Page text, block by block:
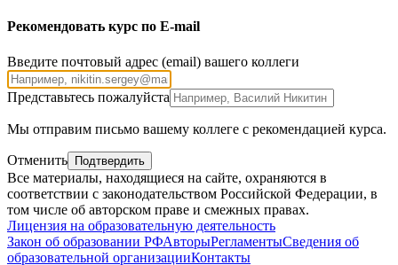
Рекомендовать курс по E-mail
Введите почтовый адрес (email) вашего коллеги
Представьтесь пожалуйста
поле
пожалуйста,
не
заполняйте
Мы отправим письмо вашему коллеге с рекомендацией курса.
Отменить Подтвердить
Все материалы, находящиеся на сайте, охраняются в
соответствии с законодательством Российской Федерации, в
том числе об авторском праве и смежных правах.
Лицензия на образовательную деятельность
Закон об образовании РФАвторыРегламентыСведения об
образовательной организацииКонтакты